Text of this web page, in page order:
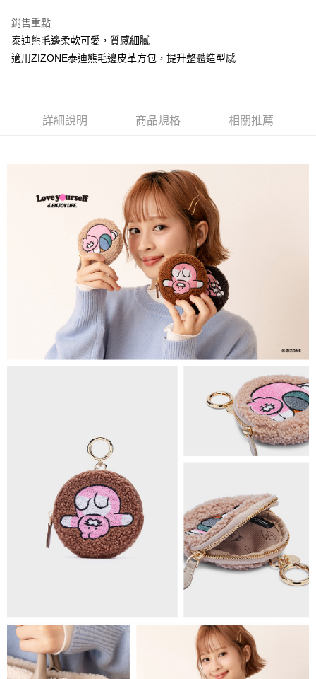
相關說明
【大哥付你分期使用說明】
1.本服務由台灣大哥大提供，台灣大哥大用戶可立即使用無須另外申請。
2.付款方式選擇「大哥付你分期」，訂單成立後會自動跳轉到大哥付的交易
4.訂單成立30分鐘內，如未前往確認交易或遇審核未通過，訂單將自動取
消。如遇「轉專審核」未通過狀況，表示未達大哥付你分期系統評分，恕無
1.分期款項不併入電信帳單，「大哥付你分期」於每月結算日後寄送繳費提
2.透過簡訊連結打開帳單後，可選擇「超商條碼／台灣大直營門市／銀行轉
帳／街口支付／iPASS MONEY」等通路繳費。
1.本服務係由「台灣大哥大股份有限公司」（以下簡稱本公司）所提供，讓
用戶於交易時，得透過本服務購買商品或服務，並由商店將買賣／分期付款
買賣價金債權讓與本公司後，依約使用本公司帳單繳交帳款。
2.基於同意付款使用「大哥付你分期」之契約關係目的，商店將以您的個人
資料（包含姓名、電話或地址）提供予台灣大哥大進項蒐集、處理及利用，
由本公司與您本人進行分期帳單所需資料之確認、核對及更正。
3.完整用戶服務條款，請詳閱以下連結： https://oppay.tw/userRule
運送方式
付款後全家取貨
每筆NT$80，滿NT$1,500(含以上)免運費
每筆NT$80，滿NT$1,500(含以上)免運費
每筆NT$80，滿NT$1,500(含以上)免運費
付款後7-11取貨
每筆NT$80，滿NT$1,500(含以上)免運費
宅配（無提供外島）
海外順豐配送
銷售重點
泰迪熊毛邊柔軟可愛，質感細膩
適用ZIZONE泰迪熊毛邊皮革方包，提升整體造型感
詳細說明 商品規格 相關推薦